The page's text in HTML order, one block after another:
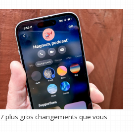
plus gros changements que vous